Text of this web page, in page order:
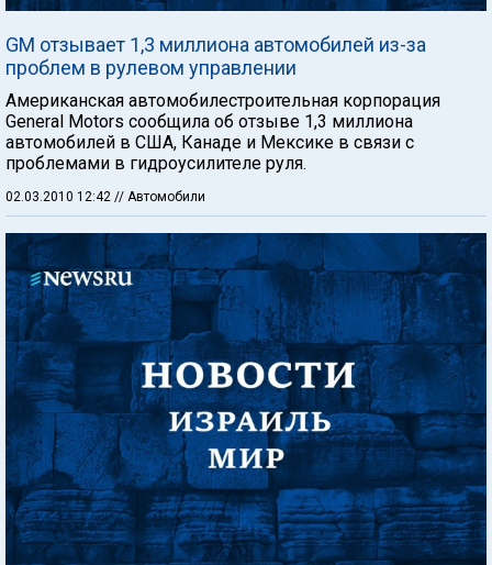
GM отзывает 1,3 миллиона автомобилей из-за
проблем в рулевом управлении
Американская автомобилестроительная корпорация
General Motors сообщила об отзыве 1,3 миллиона
автомобилей в США, Канаде и Мексике в связи с
проблемами в гидроусилителе руля.
02.03.2010 12:42 // Автомобили